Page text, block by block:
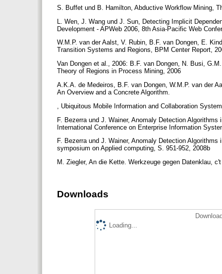
S. Buffet und B. Hamilton, Abductive Workflow Mining,
L. Wen, J. Wang und J. Sun, Detecting Implicit
Development - APWeb 2006, 8th Asia-Pacific Web
W.M.P. van der Aalst, V. Rubin, B.F. van Dongen, E.
Transition Systems and Regions, BPM Center Report,
Van Dongen et al., 2006: B.F. van Dongen, N. Busi,
Theory of Regions in Process Mining, 2006
A.K.A. de Medeiros, B.F. van Dongen, W.M.P. van der
An Overview and a Concrete Algorithm.
, Ubiquitous Mobile Information and Collaboration
F. Bezerra und J. Wainer, Anomaly Detection
International Conference on Enterprise Information
F. Bezerra und J. Wainer, Anomaly Detection
symposium on Applied computing, S. 951-952, 2008b
M. Ziegler, An die Kette. Werkzeuge gegen Datenklau,
Downloads
Loading...